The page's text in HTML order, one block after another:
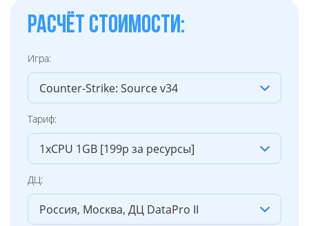
РАСЧЁТ СТОИМОСТИ:
Игра:
Тариф:
ДЦ: